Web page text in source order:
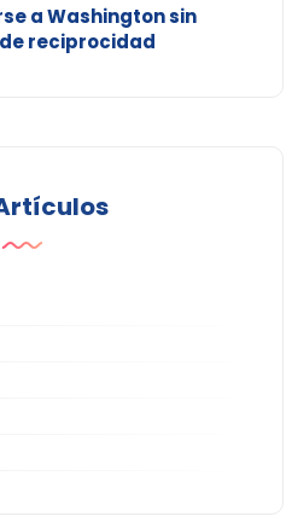
a Washington sin
reciprocidad